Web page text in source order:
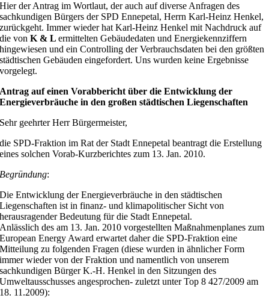
Hier der Antrag im Wortlaut, der auch auf diverse Anfragen des
sachkundigen Bürgers der SPD Ennepetal, Herrn Karl-Heinz Henkel,
zurückgeht. Immer wieder hat Karl-Heinz Henkel mit Nachdruck auf
die vonK & Lermittelten Gebäudedaten und Energiekennziffern
hingewiesen und ein Controlling der Verbrauchsdaten bei den größten
städtischen Gebäuden eingefordert. Uns wurden keine Ergebnisse
vorgelegt.
Antrag auf einen Vorabbericht über die Entwicklung der
Energieverbräuche in den großen städtischen Liegenschaften
Sehr geehrter Herr Bürgermeister,
die SPD-Fraktion im Rat der Stadt Ennepetal beantragt die Erstellung
eines solchen Vorab-Kurzberichtes zum 13. Jan. 2010.
Begründung:
Die Entwicklung der Energieverbräuche in den städtischen
Liegenschaften ist in finanz- und klimapolitischer Sicht von
herausragender Bedeutung für die Stadt Ennepetal.
Anlässlich des am 13. Jan. 2010 vorgestellten Maßnahmenplanes zum
European Energy Award erwartet daher die SPD-Fraktion eine
Mitteilung zu folgenden Fragen (diese wurden in ähnlicher Form
immer wieder von der Fraktion und namentlich von unserem
sachkundigen Bürger K.-H. Henkel in den Sitzungen des
Umweltausschusses angesprochen- zuletzt unter Top 8 427/2009 am
18. 11.2009):